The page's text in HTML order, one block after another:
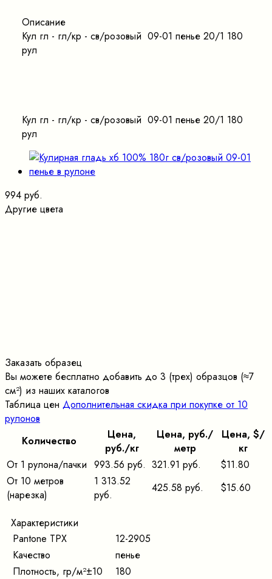
Описание
Кул гл - гл/кр - св/розовый 09-01 пенье 20/1 180
рул
Кул гл - гл/кр - св/розовый 09-01 пенье 20/1 180
рул
994 руб.
Другие цвета
Заказать образец
Вы можете бесплатно добавить до 3 (трех) образцов (≈7
cм²) из наших каталогов
Таблица цен Дополнительная скидка при покупке от 10
рулонов
Количество
Цена,
pуб./кг
Цена, pуб./
метр
Цена, $/
кг
От 1 рулона/пачки 993.56 руб. 321.91 руб.
$11.80
От 10 метров
(нарезка)
1 313.52
руб.
425.58 руб. $15.60
Характеристики
Pantone TPX
12-2905
Качество
пенье
Плотность, гр/м²±10
180